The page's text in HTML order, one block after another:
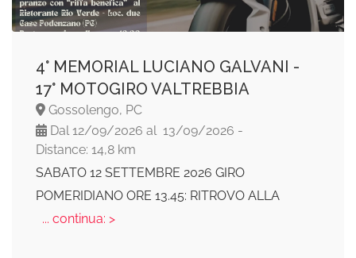
4° MEMORIAL LUCIANO GALVANI -
17° MOTOGIRO VALTREBBIA
Gossolengo, PC
Dal 12/09/2026 al 13/09/2026 -
Distance: 14,8 km
SABATO 12 SETTEMBRE 2026 GIRO
POMERIDIANO ORE 13.45: RITROVO ALLA
... continua: >